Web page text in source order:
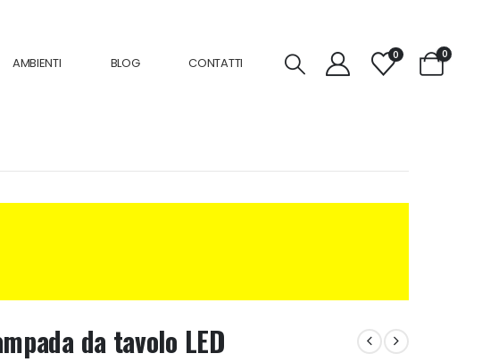
AMBIENTI BLOG CONTATTI
0 0
da tavolo LED